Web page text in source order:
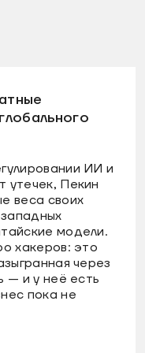
ИИ и
утечек, Пекин
веса своих
модели.
хакеров: это
через
— и у неё есть
пока не